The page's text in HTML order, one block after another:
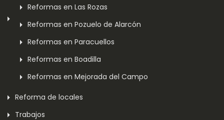
Reformas en Las Rozas
Reformas en Pozuelo de Alarcón
Reformas en Paracuellos
Reformas en Boadilla
Reformas en Mejorada del Campo
Reforma de locales
Trabajos